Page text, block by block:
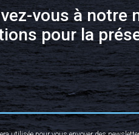
vous à notre
pour la